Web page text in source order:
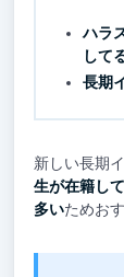
ハラ
して
長期
新しい長期
生が在籍し
多いためお